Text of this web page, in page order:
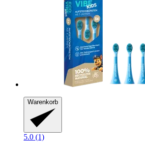
Warenkorb
5.0 (1)